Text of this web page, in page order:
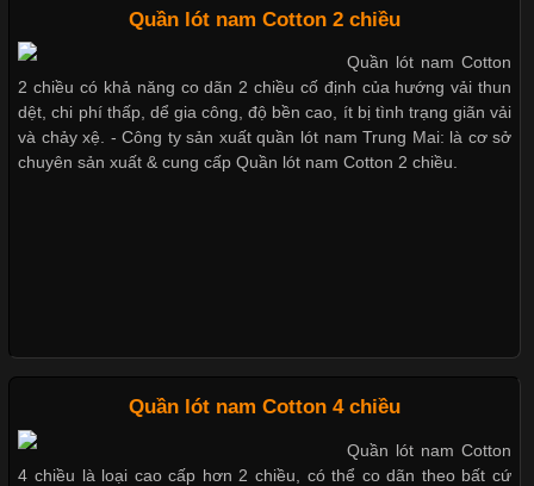
Chất Liệu Lycra Có Gì Đặc Biệt Trong Ngành Thời Trang?
Vải Lycra Là Gì? Chất Liệu Co Giãn Được Ưa Chuộng Trong
Chất Liệu Bamboo Xu Hướng Mới Trong Ngành Thời Trang
Cập nhật 2026-05-21 14:59:25
Dễ chịu hơn với quần lót nam giá rẻ vải Cotton 4 chiều
Mẫu quần short quần lót nam nữ hè thu 2017
Xu hướng thời trang trẻ và quần lót nam giá sỉ
Quần lót nam Cotton 2 chiều
Quần lót nam Cotton
2 chiều có khả năng co dãn 2 chiều cố định của hướng vải thun
dệt, chi phí thấp, dể gia công, độ bền cao, ít bị tình trạng giãn vải
và chảy xệ. - Công ty sản xuất quần lót nam Trung Mai: là cơ sở
chuyên sản xuất & cung cấp Quần lót nam Cotton 2 chiều.
Quần lót nam Cotton 4 chiều
Quần lót nam Cotton
4 chiều là loại cao cấp hơn 2 chiều, có thể co dãn theo bất cứ